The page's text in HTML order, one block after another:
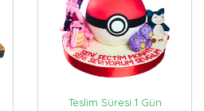
Teslim Süresi 1 Gün